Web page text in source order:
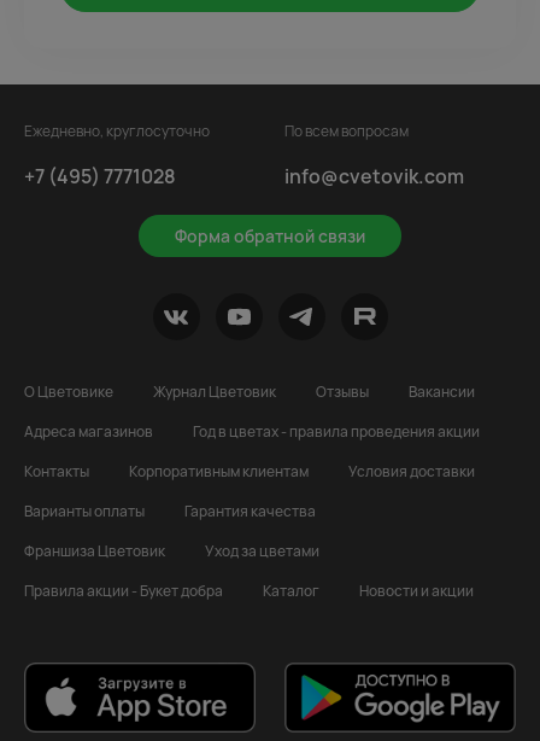
Ежедневно, круглосуточно
+7 (495) 7771028
Форма обратной связи
По всем вопросам
info@cvetovik.com
О Цветовике Журнал Цветовик Отзывы
Вакансии
Адреса магазинов
Год в цветах - правила проведения акции
Контакты
Корпоративным клиентам
Условия доставки
Варианты оплаты
Гарантия качества
Франшиза Цветовик
Уход за цветами
Правила акции - Букет добра
Каталог Новости и акции